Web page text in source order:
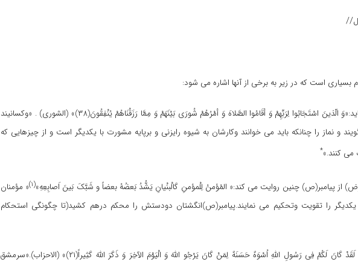
//
بسیاری است که در زیر به برخی از آنها اشاره می شود:
: خداوند در این مورد می فرماید:«وَ الّذینَ اسْتَجَابُوا لِرَبِّهِمْ وَ أقَامُوا الصَّلاهَ وَ أمْرُهُمْ شُورَی بَیْنَهَمْ وَ مِمَّا رَزَقْنَاهُمْ یُنْفِقُونَ(۳۸)» (الشوری) . «وکسانیند
و نماز را چنانکه باید می خوانند وکارشان به شیوه رایزنی و برپایه مشورت با یکدیگر است و از چیزهایی که
می کنند.»*
از پیامبر(ص) چنین روایت می کند:« المُؤمنُ لِلْمؤمنِ کَالْبنْیانِ یَشُّدُ بَعضُهُ بعضاً و شَبَّکَ بَینَ اَصابِعِهِ»(۱) « مؤمنان
یکدیگر را تقویت وتحکیم می نمایند.پیامبر(ص)انگشتان دودستش را محکم درهم کشید(تا چگونگی استحکام
پروردگار می فرماید:« لَقَدْ کَانَ لَکُمْ فِی رَسُولِ اللهِ اُسْوَهٌ حَسَنَهٌ لِمَنْ کَانَ یَرْجُو اللهَ وَ الْیَوْمَ الآخِرَ وَ ذَکَرَ اللهَ کَثِیراً(۲۱)» (الاحزاب).«سرمشق